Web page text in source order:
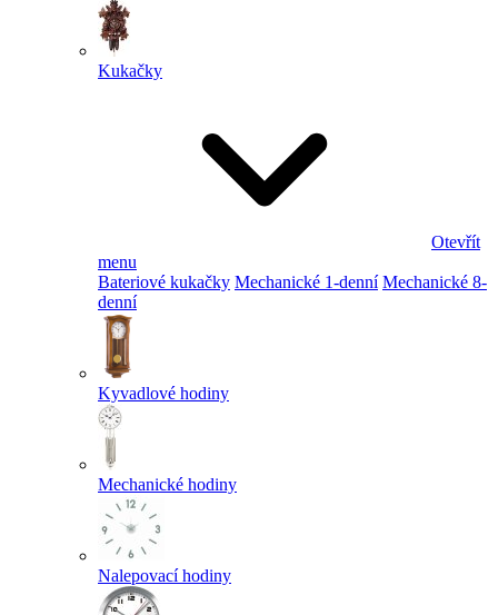
Kukačky
Otevřít
menu
Bateriové kukačky Mechanické 1-denní Mechanické 8-
denní
Kyvadlové hodiny
Mechanické hodiny
Nalepovací hodiny